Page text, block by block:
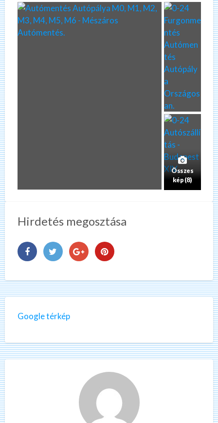
Összes
kép (8)
Hirdetés megosztása
Google térkép